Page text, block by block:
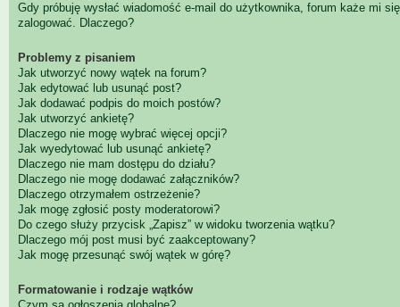
Gdy próbuję wysłać wiadomość e-mail do użytkownika, forum każe mi się
zalogować. Dlaczego?
Problemy z pisaniem
Jak utworzyć nowy wątek na forum?
Jak edytować lub usunąć post?
Jak dodawać podpis do moich postów?
Jak utworzyć ankietę?
Dlaczego nie mogę wybrać więcej opcji?
Jak wyedytować lub usunąć ankietę?
Dlaczego nie mam dostępu do działu?
Dlaczego nie mogę dodawać załączników?
Dlaczego otrzymałem ostrzeżenie?
Jak mogę zgłosić posty moderatorowi?
Do czego służy przycisk „Zapisz” w widoku tworzenia wątku?
Dlaczego mój post musi być zaakceptowany?
Jak mogę przesunąć swój wątek w górę?
Formatowanie i rodzaje wątków